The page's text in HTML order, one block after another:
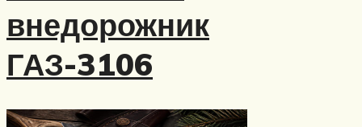
внедорожник
ГАЗ-3106